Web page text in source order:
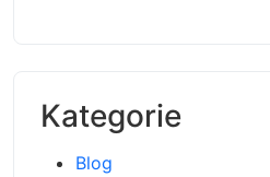
Kategorie
Blog